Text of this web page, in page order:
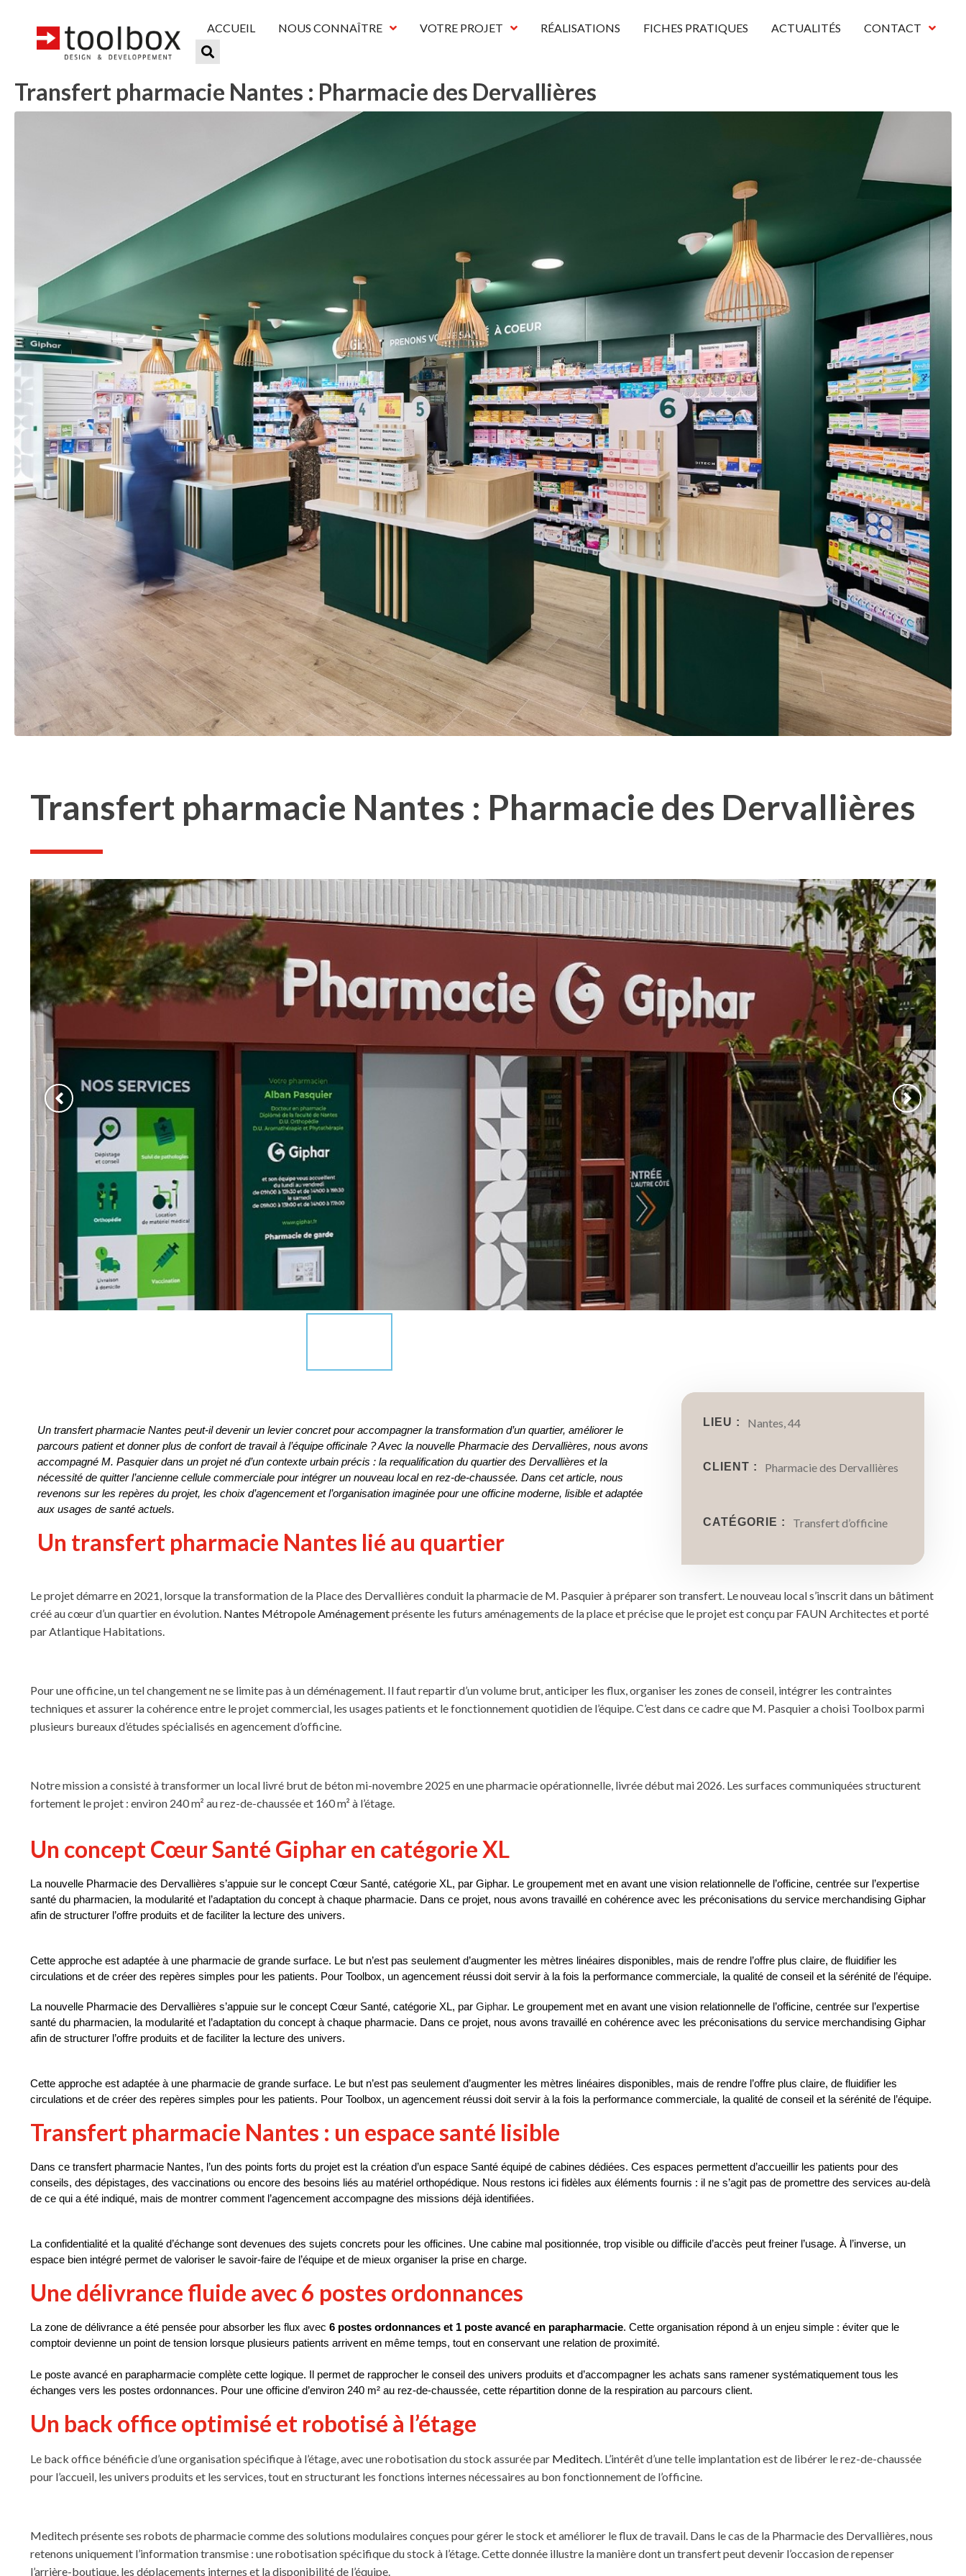
ACCUEIL NOUS CONNAÎTRE VOTRE PROJET RÉALISATIONS FICHES PRATIQUES ACTUALITÉS CONTACT
Transfert pharmacie Nantes : Pharmacie des Dervallières
Transfert pharmacie Nantes : Pharmacie des Dervallières
Un transfert pharmacie Nantes peut-il devenir un levier concret pour accompagner la transformation d’un quartier, améliorer le
parcours patient et donner plus de confort de travail à l’équipe officinale ? Avec la nouvelle Pharmacie des Dervallières, nous avons
accompagné M. Pasquier dans un projet né d’un contexte urbain précis : la requalification du quartier des Dervallières et la
nécessité de quitter l’ancienne cellule commerciale pour intégrer un nouveau local en rez-de-chaussée. Dans cet article, nous
revenons sur les repères du projet, les choix d’agencement et l’organisation imaginée pour une officine moderne, lisible et adaptée
aux usages de santé actuels.
Un transfert pharmacie Nantes lié au quartier
LIEU : Nantes, 44
CLIENT : Pharmacie des Dervallières
CATÉGORIE : Transfert d’officine
Le projet démarre en 2021, lorsque la transformation de la Place des Dervallières conduit la pharmacie de M. Pasquier à préparer son transfert. Le nouveau local s’inscrit dans un bâtiment
créé au cœur d’un quartier en évolution. Nantes Métropole Aménagementprésente les futurs aménagements de la place et précise que le projet est conçu par FAUN Architectes et porté
par Atlantique Habitations.
Pour une officine, un tel changement ne se limite pas à un déménagement. Il faut repartir d’un volume brut, anticiper les flux, organiser les zones de conseil, intégrer les contraintes
techniques et assurer la cohérence entre le projet commercial, les usages patients et le fonctionnement quotidien de l’équipe. C’est dans ce cadre que M. Pasquier a choisi Toolbox parmi
plusieurs bureaux d’études spécialisés en agencement d’officine.
Notre mission a consisté à transformer un local livré brut de béton mi-novembre 2025 en une pharmacie opérationnelle, livrée début mai 2026. Les surfaces communiquées structurent
fortement le projet : environ 240 m² au rez-de-chaussée et 160 m² à l’étage.
Un concept Cœur Santé Giphar en catégorie XL
La nouvelle Pharmacie des Dervallières s’appuie sur le concept Cœur Santé, catégorie XL, par Giphar. Le groupement met en avant une vision relationnelle de l’officine, centrée sur l’expertise
santé du pharmacien, la modularité et l’adaptation du concept à chaque pharmacie. Dans ce projet, nous avons travaillé en cohérence avec les préconisations du service merchandising Giphar
afin de structurer l’offre produits et de faciliter la lecture des univers.
Cette approche est adaptée à une pharmacie de grande surface. Le but n’est pas seulement d’augmenter les mètres linéaires disponibles, mais de rendre l’offre plus claire, de fluidifier les
circulations et de créer des repères simples pour les patients. Pour Toolbox, un agencement réussi doit servir à la fois la performance commerciale, la qualité de conseil et la sérénité de l’équipe.
La nouvelle Pharmacie des Dervallières s’appuie sur le concept Cœur Santé, catégorie XL, par Giphar. Le groupement met en avant une vision relationnelle de l’officine, centrée sur l’expertise
santé du pharmacien, la modularité et l’adaptation du concept à chaque pharmacie. Dans ce projet, nous avons travaillé en cohérence avec les préconisations du service merchandising Giphar
afin de structurer l’offre produits et de faciliter la lecture des univers.
Cette approche est adaptée à une pharmacie de grande surface. Le but n’est pas seulement d’augmenter les mètres linéaires disponibles, mais de rendre l’offre plus claire, de fluidifier les
circulations et de créer des repères simples pour les patients. Pour Toolbox, un agencement réussi doit servir à la fois la performance commerciale, la qualité de conseil et la sérénité de l’équipe.
Transfert pharmacie Nantes : un espace santé lisible
Dans ce transfert pharmacie Nantes, l’un des points forts du projet est la création d’un espace Santé équipé de cabines dédiées. Ces espaces permettent d’accueillir les patients pour des
conseils, des dépistages, des vaccinations ou encore des besoins liés au matériel orthopédique. Nous restons ici fidèles aux éléments fournis : il ne s’agit pas de promettre des services au-delà
de ce qui a été indiqué, mais de montrer comment l’agencement accompagne des missions déjà identifiées.
La confidentialité et la qualité d’échange sont devenues des sujets concrets pour les officines. Une cabine mal positionnée, trop visible ou difficile d’accès peut freiner l’usage. À l’inverse, un
espace bien intégré permet de valoriser le savoir-faire de l’équipe et de mieux organiser la prise en charge.
Une délivrance fluide avec 6 postes ordonnances
La zone de délivrance a été pensée pour absorber les flux avec 6 postes ordonnances et 1 poste avancé en parapharmacie. Cette organisation répond à un enjeu simple : éviter que le
comptoir devienne un point de tension lorsque plusieurs patients arrivent en même temps, tout en conservant une relation de proximité.
Le poste avancé en parapharmacie complète cette logique. Il permet de rapprocher le conseil des univers produits et d’accompagner les achats sans ramener systématiquement tous les
échanges vers les postes ordonnances. Pour une officine d’environ 240 m² au rez-de-chaussée, cette répartition donne de la respiration au parcours client.
Un back office optimisé et robotisé à l’étage
Le back office bénéficie d’une organisation spécifique à l’étage, avec une robotisation du stock assurée par Meditech. L’intérêt d’une telle implantation est de libérer le rez-de-chaussée
pour l’accueil, les univers produits et les services, tout en structurant les fonctions internes nécessaires au bon fonctionnement de l’officine.
Meditech présente ses robots de pharmacie comme des solutions modulaires conçues pour gérer le stock et améliorer le flux de travail. Dans le cas de la Pharmacie des Dervallières, nous
retenons uniquement l’information transmise : une robotisation spécifique du stock à l’étage. Cette donnée illustre la manière dont un transfert peut devenir l’occasion de repenser
l’arrière-boutique, les déplacements internes et la disponibilité de l’équipe.